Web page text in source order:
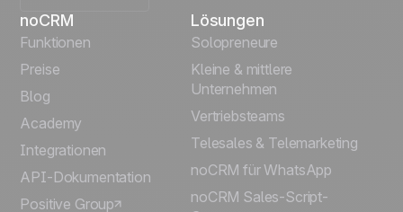
English
Español
Português
Italiano
noCRM
Funktionen
Preise
Blog
Academy
Integrationen
API-Dokumentation
Positive Group
Lösungen
Solopreneure
Kleine & mittlere
Unternehmen
Vertriebsteams
Telesales & Telemarketing
noCRM für WhatsApp
noCRM Sales-Script-